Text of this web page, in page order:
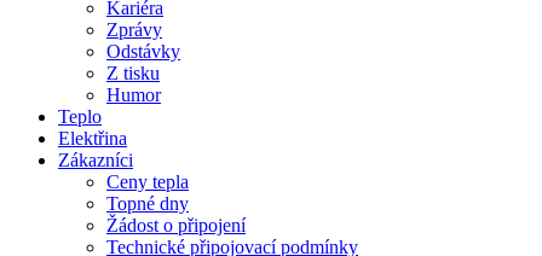
Kariéra
Zprávy
Odstávky
Z tisku
Humor
Teplo
Elektřina
Zákazníci
Ceny tepla
Topné dny
Žádost o připojení
Technické připojovací podmínky